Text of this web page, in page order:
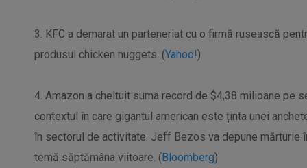
3. KFC a demarat un parteneriat cu o firmă rusească
produsul chicken nuggets. (Yahoo!)
4. Amazon a cheltuit suma record de $4,38 milioane pe
contextul în care gigantul american este ținta unei
în sectorul de activitate. Jeff Bezos va depune mărturie
temă săptămâna viitoare. (Bloomberg)